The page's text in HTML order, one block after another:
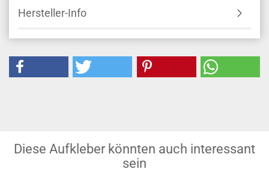
Hersteller-Info
Diese Aufkleber könnten auch interessant
sein